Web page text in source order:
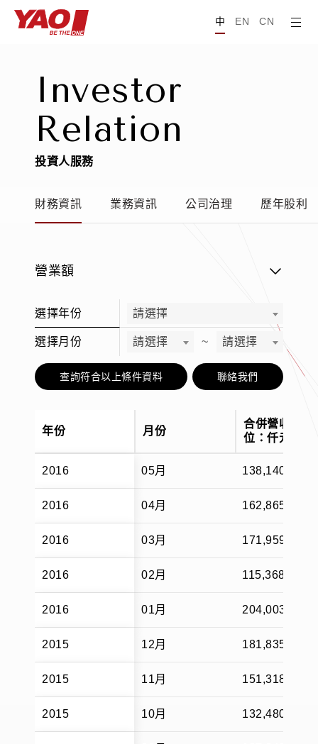
中 EN CN
I nvestor
Relation
投資人服務
財務資訊 業務資訊 公司治理 歷年股利
營業額
選擇年份 請選擇
選擇月份 請選擇 ~ 請選擇
查詢符合以上條件資料 聯絡我們
年份 月份
合併營收(單
位：仟元)
2016 05月 138,140
2016 04月 162,865
2016 03月 171,959
2016 02月 115,368
2016 01月 204,003
2015 12月 181,835
2015 11月 151,318
2015 10月 132,480